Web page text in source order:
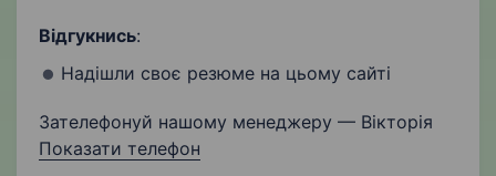
Відгукнись:
Надішли своє резюме на цьому сайті
Зателефонуй нашому менеджеру — Вікторія
Показати телефон